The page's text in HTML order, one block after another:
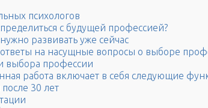
психологов
с будущей профессией?
развивать уже сейчас
на насущные вопросы о выборе
выбора профессии
работа включает в себя следующие
30 лет